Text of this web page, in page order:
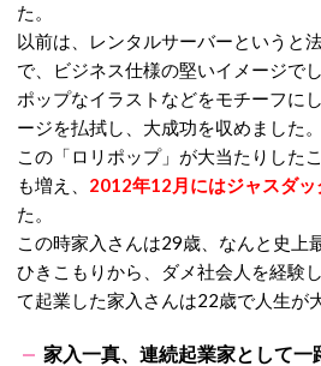
た。
以前は、レンタルサーバーというと
で、ビジネス仕様の堅いイメージで
ポップなイラストなどをモチーフに
ージを払拭し、大成功を収めました。
この「ロリポップ」が大当たりした
も増え、 2012年12 月にはジャスダ
た。
この時家入さんは29歳、なんと史上
ひきこもりから、ダメ社会人を経験
て起業した家入さんは22歳で人生が
家入一真、連続起業家として一